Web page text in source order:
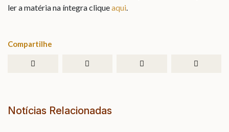
ler a matéria na íntegra cliqueaqui.
Compartilhe
Notícias Relacionadas